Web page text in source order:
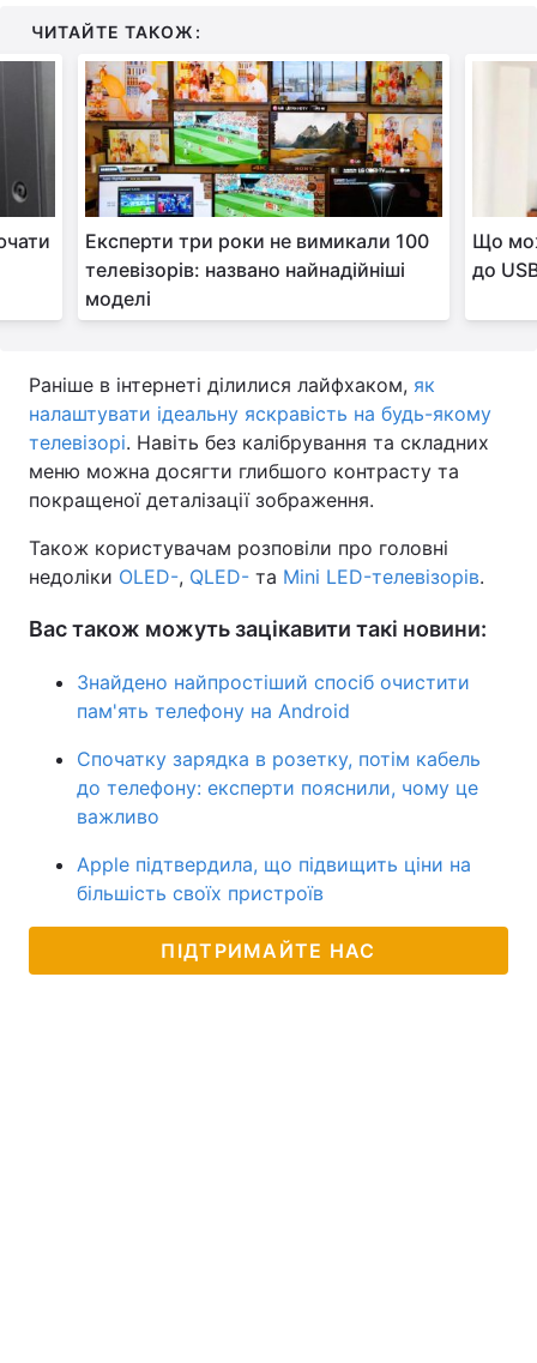
ЧИТАЙТЕ ТАКОЖ:
Експерти три роки не вимикали 100
телевізорів: названо найнадійніші
моделі
Що
до
Раніше в інтернеті ділилися лайфхаком, як
налаштувати ідеальну яскравість на будь-якому
телевізорі. Навіть без калібрування та складних
меню можна досягти глибшого контрасту та
покращеної деталізації зображення.
Також користувачам розповіли про головні
недоліки OLED-, QLED- та Mini LED-телевізорів.
Вас також можуть зацікавити такі новини:
Знайдено найпростіший спосіб очистити
пам'ять телефону на Android
Спочатку зарядка в розетку, потім кабель
до телефону: експерти пояснили, чому це
важливо
Apple підтвердила, що підвищить ціни на
більшість своїх пристроїв
ПІДТРИМАЙТЕ НАС